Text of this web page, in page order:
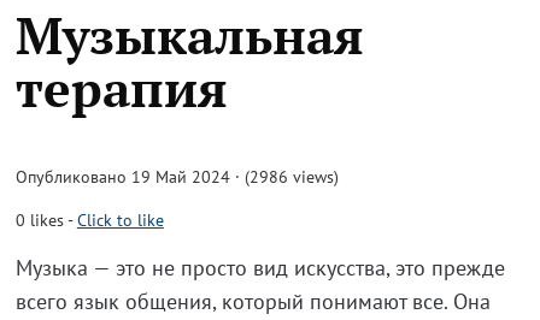
Музыкальная
терапия
Опубликовано 19 Май 2024 · (2986 views)
0 likes-Click to like
Музыка — это не просто вид искусства, это прежде
всего язык общения, который понимают все. Она